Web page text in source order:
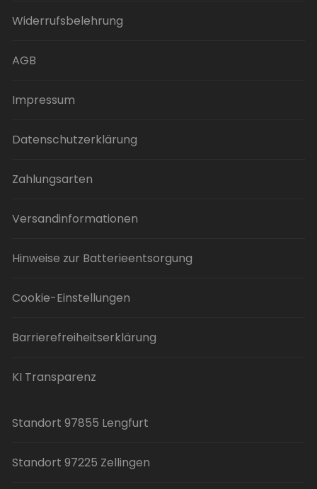
Widerrufsbelehrung
AGB
Impressum
Datenschutzerklärung
Zahlungsarten
Versandinformationen
Hinweise zur Batterieentsorgung
Cookie-Einstellungen
Barrierefreiheitserklärung
KI Transparenz
Standort 97855 Lengfurt
Standort 97225 Zellingen